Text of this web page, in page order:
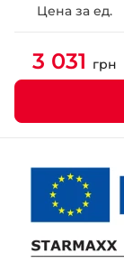
Цена за ед.
3 031 грн